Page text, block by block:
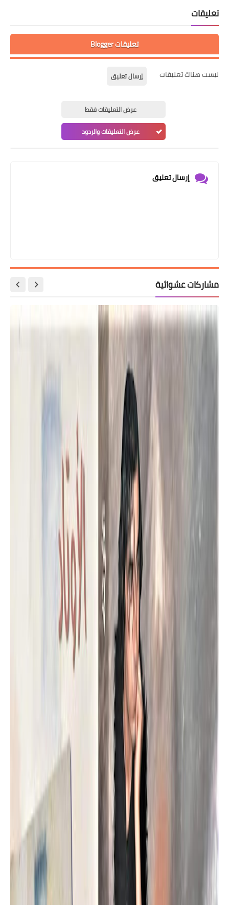
تعليقات
تعليقات Blogger
ليست هناك تعليقات إرسال تعليق
عرض التعليقات فقط
عرض التعليقات والردود
إرسال تعليق
مشاركات عشوائية